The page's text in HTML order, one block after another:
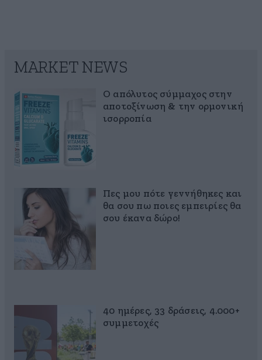
MARKET NEWS
Ο απόλυτος σύμμαχος στην
αποτοξίνωση & την ορμονική
ισορροπία
Πες μου πότε γεννήθηκες και
θα σου πω ποιες εμπειρίες θα
σου έκανα δώρο!
40 ημέρες, 33 δράσεις, 4.000+
συμμετοχές